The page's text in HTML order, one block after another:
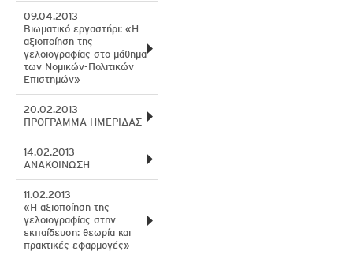
09.04.2013
Βιωματικό εργαστήρι: «Η
αξιοποίηση της
γελοιογραφίας στο μάθημα
των Νομικών-Πολιτικών
Επιστημών»
20.02.2013
ΠΡΟΓΡΑΜΜΑ ΗΜΕΡΙΔΑΣ
14.02.2013
ΑΝΑΚΟΙΝΩΣΗ
11.02.2013
«Η αξιοποίηση της
γελοιογραφίας στην
εκπαίδευση: θεωρία και
πρακτικές εφαρμογές»